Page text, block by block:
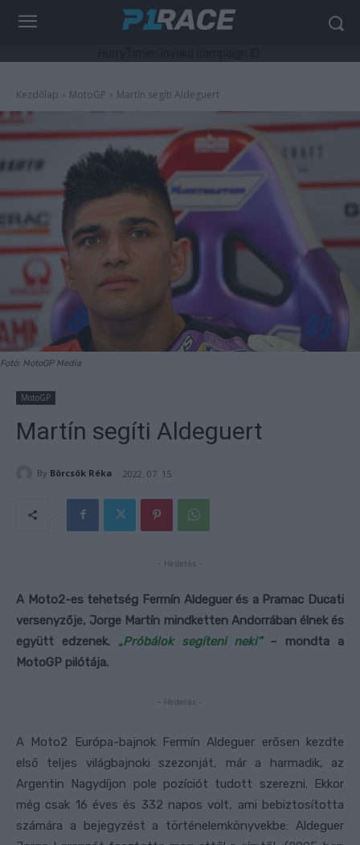
Kezdőlap MotoGP Martín segíti Aldeguert
Fotó: MotoGP Media
MotoGP
Martín segíti Aldeguert
By Börcsök Réka 2022. 07. 15.
- Hirdetés -
A Moto2-es tehetség Fermín Aldeguer és a Pramac Ducati
versenyzője, Jorge Martín mindketten Andorrában élnek és
együtt edzenek. „Próbálok segíteni neki” – mondta a
MotoGP pilótája.
- Hirdetés -
A Moto2 Európa-bajnok Fermín Aldeguer erősen kezdte
első teljes világbajnoki szezonját, már a harmadik, az
Argentin Nagydíjon pole pozíciót tudott szerezni. Ekkor
még csak 16 éves és 332 napos volt, ami bebiztosította
számára a bejegyzést a történelemkönyvekbe: Aldeguer